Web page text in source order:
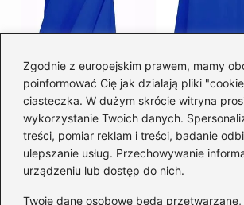
Zgodnie z europejskim prawem, mamy
poinformować Cię jak działają pliki
ciasteczka. W dużym skrócie witryna
wykorzystanie Twoich danych.
treści, pomiar reklam i treści, badanie
ulepszanie usług. Przechowywanie
urządzeniu lub dostęp do nich.
Twoje dane osobowe będą
Łatwy sposób jak skrócić
półkoła w domu
Kategorie